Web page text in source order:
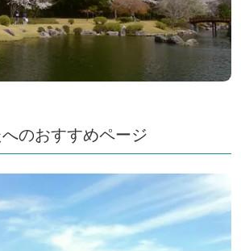
のおすすめページ